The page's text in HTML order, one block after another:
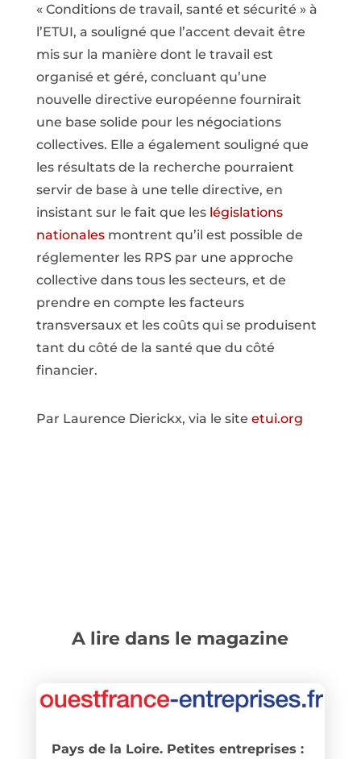
« Conditions de travail, santé et sécurité » à
l’ETUI, a souligné que l’accent devait être
mis sur la manière dont le travail est
organisé et géré, concluant qu’une
nouvelle directive européenne fournirait
une base solide pour les négociations
collectives. Elle a également souligné que
les résultats de la recherche pourraient
servir de base à une telle directive, en
insistant sur le fait que les législations
nationalesmontrent qu’il est possible de
réglementer les RPS par une approche
collective dans tous les secteurs, et de
prendre en compte les facteurs
transversaux et les coûts qui se produisent
tant du côté de la santé que du côté
financier.
Par Laurence Dierickx, via le site etui.org
A lire dans le magazine
Pays de la Loire. Petites entreprises :